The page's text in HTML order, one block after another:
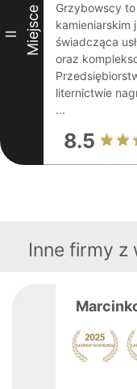
II Miejsce
Grzybowscy
kamieniarskim
świadcząca
oraz
liternictwie
...
8.5
Inne firmy